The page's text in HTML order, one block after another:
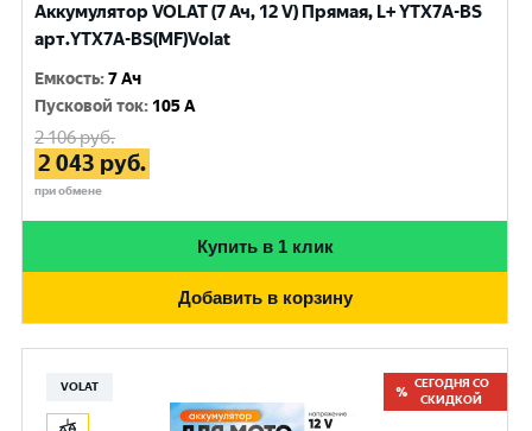
Аккумулятор VOLAT (7 Ач, 12 V) Прямая, L+ YTX7A-BS
арт.YTX7A-BS(MF)Volat
Емкость:7 Ач
Пусковой ток: 105 A
2 106руб.
2 043 руб.
при обмене
Купить в 1 клик
Добавить в корзину
VOLAT
СЕГОДНЯ СО
СКИДКОЙ